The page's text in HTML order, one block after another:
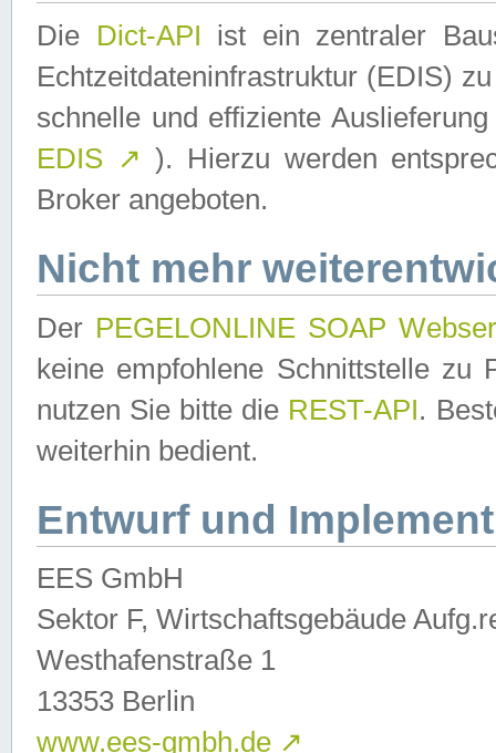
Die Dict-API ist ein zentraler
Echtzeitdateninfrastruktur (EDIS)
schnelle und effiziente
EDIS ↗ ). Hierzu werden
Broker angeboten.
Nicht mehr
Der PEGELONLINE SOAP
keine empfohlene Schnittstelle zu
nutzen Sie bitte die REST-API.
weiterhin bedient.
Entwurf und
EES GmbH
Sektor F, Wirtschaftsgebäude
Westhafenstraße 1
13353 Berlin
www.ees-gmbh.de ↗